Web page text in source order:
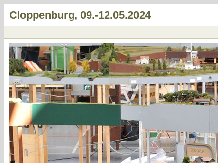
Cloppenburg, 09.-12.05.2024